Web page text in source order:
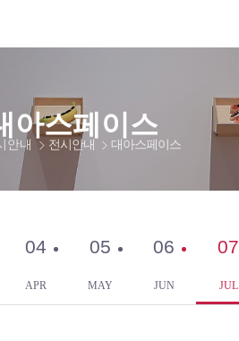
아스페이스
안내 전시안내 대아스페이스
04
APR
05
MAY
06
JUN
07
JUL